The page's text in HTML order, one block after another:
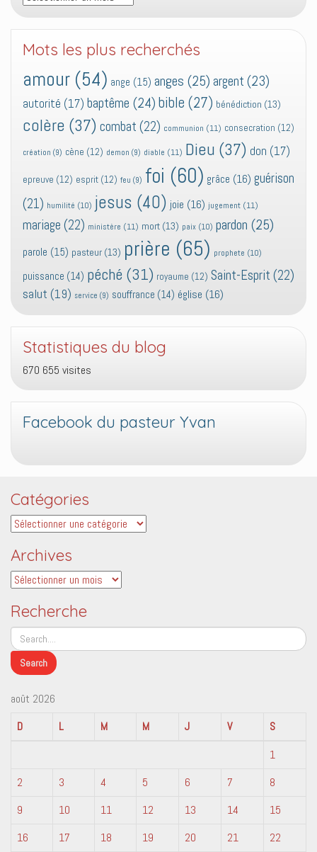
Mots les plus recherchés
amour (54) ange (15) anges (25) argent (23)
autorité (17) baptême (24) bible (27) bénédiction (13)
colère (37) combat (22) communion (11) consecration (12)
création (9) cène (12) demon (9) diable (11) Dieu (37) don (17)
epreuve (12) esprit (12) feu (9) foi (60) grâce (16) guérison
(21) humilité (10) jesus (40) joie (16) jugement (11)
mariage (22) ministère (11) mort (13) paix (10) pardon (25)
parole (15) pasteur (13) prière (65) prophete (10)
puissance (14) péché (31) royaume (12) Saint-Esprit (22)
salut (19) service (9) souffrance (14) église (16)
Statistiques du blog
670 655 visites
Facebook du pasteur Yvan
Catégories
Catégories
Archives
Archives
Recherche
août 2026
D
L M M J V
S
1
2
3 4 5 6 7
8
9
10 11 12 13 14
15
16
17 18 19 20 21
22